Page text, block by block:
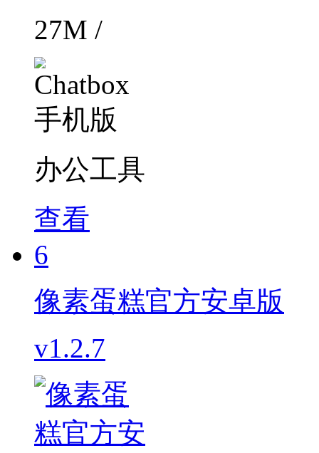
27M /
办公工具
查看
6
像素蛋糕官方安卓版
v1.2.7